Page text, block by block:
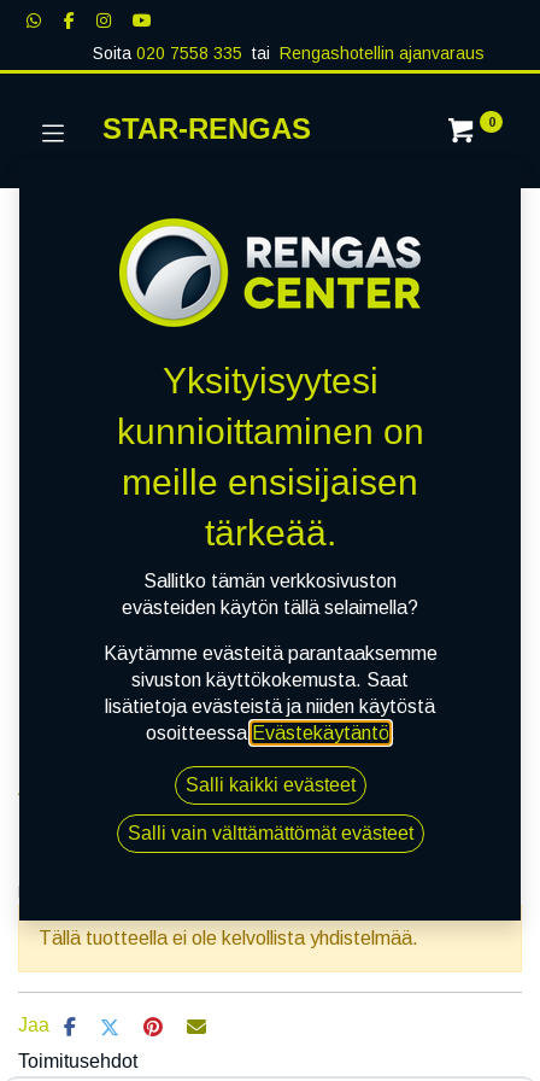
Soita020 7558 335 tai Rengashotellin ajanvaraus
STAR-RENGAS 0
100/80-16 50P DUNLOP D451
100/80-16 50P DUNLOP D451
EAN:
Tällä tuotteella ei ole kelvollista yhdistelmää.
Jaa
Toimitusehdot
Yksityisyytesi
kunnioittaminen on
meille ensisijaisen
tärkeää.
Sallitko tämän verkkosivuston
evästeiden käytön tällä selaimella?
Käytämme evästeitä parantaaksemme
sivuston käyttökokemusta. Saat
lisätietoja evästeistä ja niiden käytöstä
osoitteessa Evästekäytäntö.
Salli kaikki evästeet
Salli vain välttämättömät evästeet